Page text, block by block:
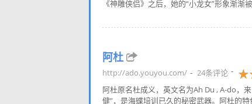
《神雕侠侣》之后，她的“小龙女”形象渐
阿杜
http://ado.youyou.com/ 24条评论
阿杜原名杜成义，英文名为Ah Du , A-do，
健”，是海蝶培训已久的秘密武器。阿杜的